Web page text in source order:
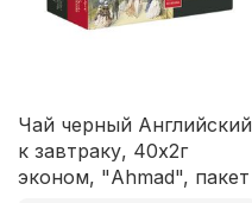
Чай черный Английский
к завтраку, 40х2г
эконом, "Ahmad", пакет